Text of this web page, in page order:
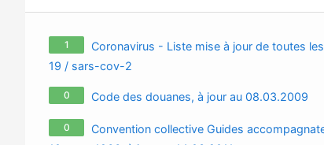
1
Coronavirus - Liste mise à jour de toutes
19 / sars-cov-2
0 Code des douanes, à jour au 08.03.2009
0
Convention collective Guides